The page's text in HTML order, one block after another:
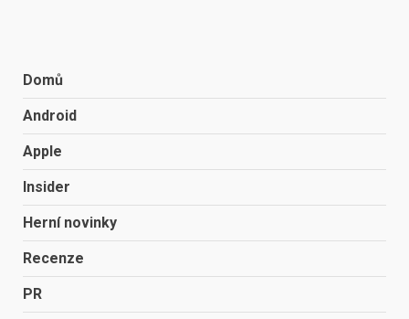
Domů
Android
Apple
Insider
Herní novinky
Recenze
PR